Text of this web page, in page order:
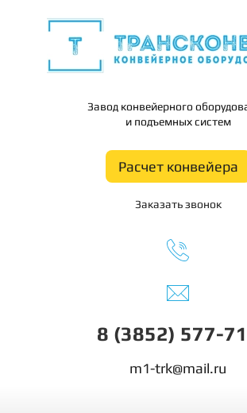
Завод конвейерного
и подъемных систем
Расчет конвейера
Заказать звонок
8 (3852) 577-
m1-trk@mail.ru